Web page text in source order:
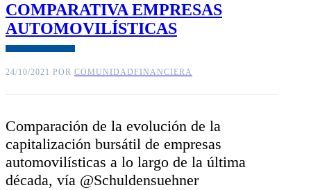
COMPARATIVA EMPRESAS
AUTOMOVILÍSTICAS
24/10/2021 POR COMUNIDADFINANCIERA
Comparación de la evolución de la
capitalización bursátil de empresas
automovilísticas a lo largo de la última
década, vía @Schuldensuehner